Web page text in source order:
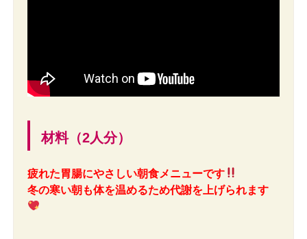
材料（2人分）
疲れた胃腸にやさしい朝食メニューです
冬の寒い朝も体を温めるため代謝を上げられます